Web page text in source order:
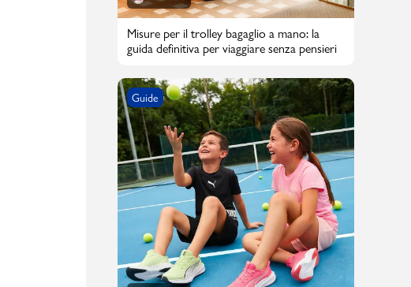
Misure per il trolley bagaglio a mano: la
guida definitiva per viaggiare senza pensieri
Guide